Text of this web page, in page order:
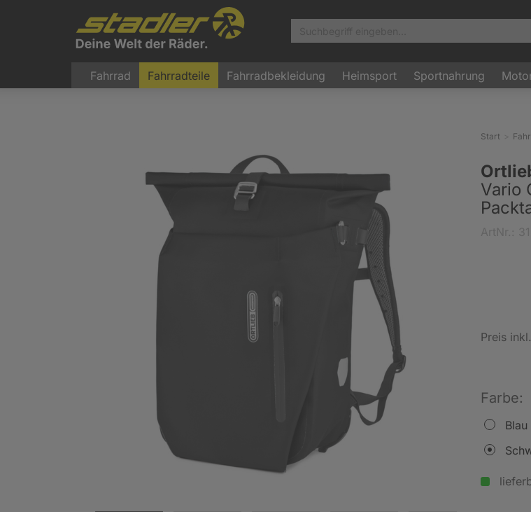
Fahrrad Fahrradteile Fahrradbekleidung Heimsport Sportnahrung
Start
Vario
Preis
Farbe: